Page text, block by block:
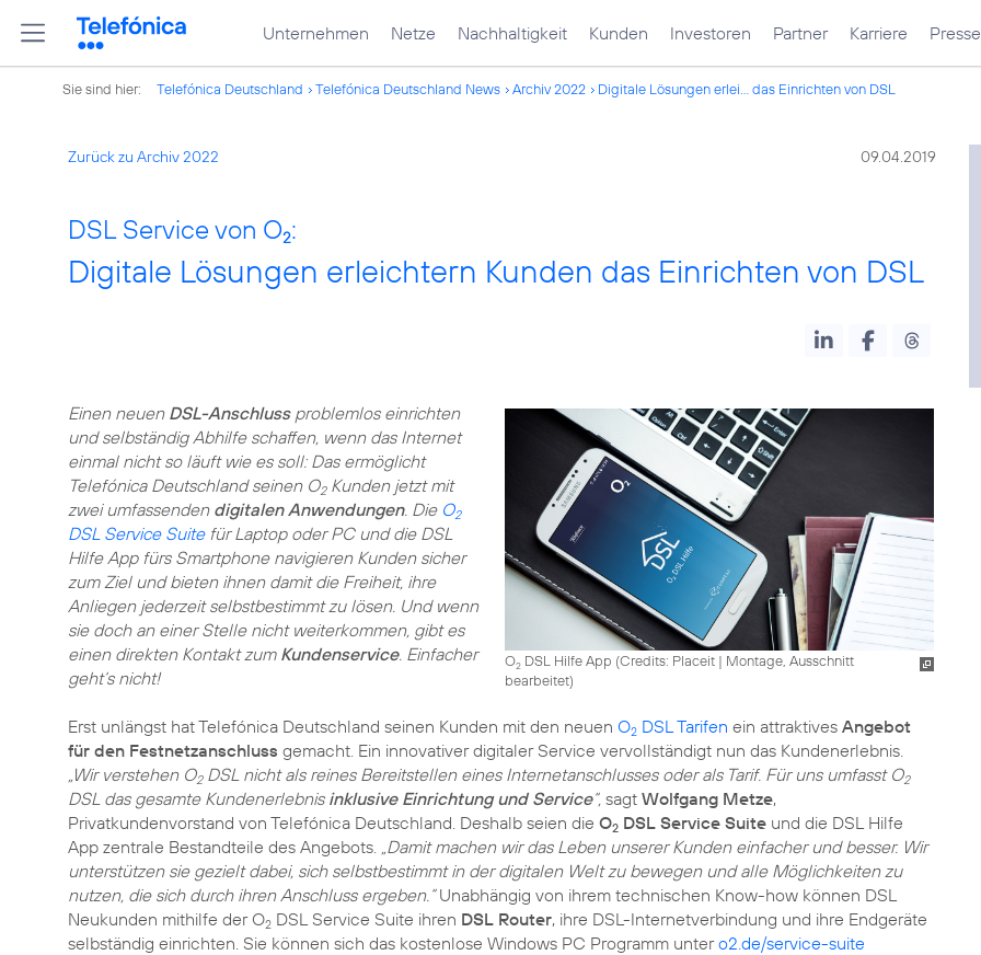
Unternehmen Netze Nachhaltigkeit Kunden Investoren Partner Karriere Presse
Sie sind hier: Telefónica Deutschland Telefónica Deutschland News Archiv 2022 Digitale Lösungen erlei... das Einrichten von DSL
Zurück zu Archiv 2022 09.04.2019
DSL Service von O2:
Digitale Lösungen erleichtern Kunden das Einrichten von DSL
O2DSL Hilfe App (Credits: Placeit| Montage, Ausschnitt
bearbeitet)
Einen neuen DSL-Anschlussproblemlos einrichten
und selbständig Abhilfe schaffen, wenn das Internet
einmal nicht so läuft wie es soll: Das ermöglicht
Telefónica Deutschland seinen O2Kunden jetzt mit
zwei umfassenden digitalen Anwendungen. Die O2
DSL Service Suitefür Laptop oder PC und die DSL
Hilfe App fürs Smartphone navigieren Kunden sicher
zum Ziel und bieten ihnen damit die Freiheit, ihre
Anliegen jederzeit selbstbestimmt zu lösen. Und wenn
sie doch an einer Stelle nicht weiterkommen, gibt es
einen direkten Kontakt zum Kundenservice. Einfacher
geht‘s nicht!
Erst unlängst hat Telefónica Deutschland seinen Kunden mit den neuen O2 DSL Tarifen ein attraktives Angebot
für den Festnetzanschluss gemacht. Ein innovativer digitaler Service vervollständigt nun das Kundenerlebnis.
„Wir verstehen O2DSL nicht als reines Bereitstellen eines Internetanschlusses oder als Tarif. Für uns umfasst O2
DSL das gesamte Kundenerlebnis inklusive Einrichtung und Service“, sagt Wolfgang Metze,
Privatkundenvorstand von Telefónica Deutschland. Deshalb seien die O2 DSL Service Suite und die DSL Hilfe
App zentrale Bestandteile des Angebots. „Damit machen wir das Leben unserer Kunden einfacher und besser. Wir
unterstützen sie gezielt dabei, sich selbstbestimmt in der digitalen Welt zu bewegen und alle Möglichkeiten zu
nutzen, die sich durch ihren Anschluss ergeben.“Unabhängig von ihrem technischen Know-how können DSL
Neukunden mithilfe der O2 DSL Service Suite ihren DSL Router, ihre DSL-Internetverbindung und ihre Endgeräte
selbständig einrichten. Sie können sich das kostenlose Windows PC Programm untero2.de/service-suite